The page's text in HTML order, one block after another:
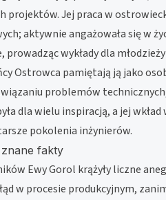
projektów. Jej praca w
aktywnie angażowała się w
prowadząc wykłady dla
Ostrowca pamiętają ją jako
problemów
dla wielu inspiracją, a jej
pokolenia inżynierów.
fakty
Ewy Gorol krążyły liczne
w procesie produkcyjnym,